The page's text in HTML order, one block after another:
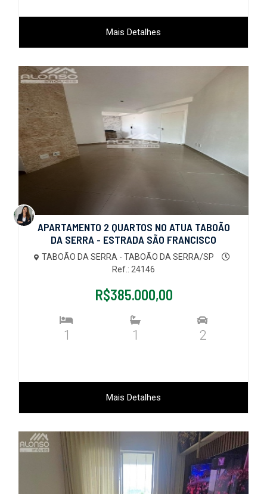
Mais Detalhes
APARTAMENTO 2 QUARTOS NO ATUA TABOÃO
DA SERRA - ESTRADA SÃO FRANCISCO
TABOÃO DA SERRA - TABOÃO DA SERRA/SP
Ref.: 24146
R$385.000,00
1 1 2
Mais Detalhes